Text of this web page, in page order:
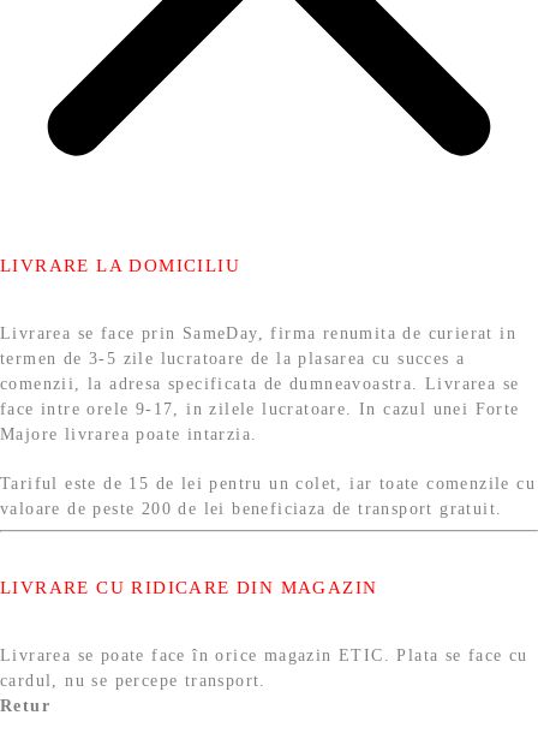
LIVRARE LA DOMICILIU
Livrarea se face prin SameDay, firma renumita de curierat in
termen de 3-5 zile lucratoare de la plasarea cu succes a
comenzii, la adresa specificata de dumneavoastra. Livrarea se
face intre orele 9-17, in zilele lucratoare. In cazul unei Forte
Majore livrarea poate intarzia.
Tariful este de 15 de lei pentru un colet, iar toate comenzile cu
valoare de peste 200 de lei beneficiaza de transport gratuit.
LIVRARE CU RIDICARE DIN MAGAZIN
Livrarea se poate face în orice magazin ETIC. Plata se face cu
cardul, nu se percepe transport.
Retur